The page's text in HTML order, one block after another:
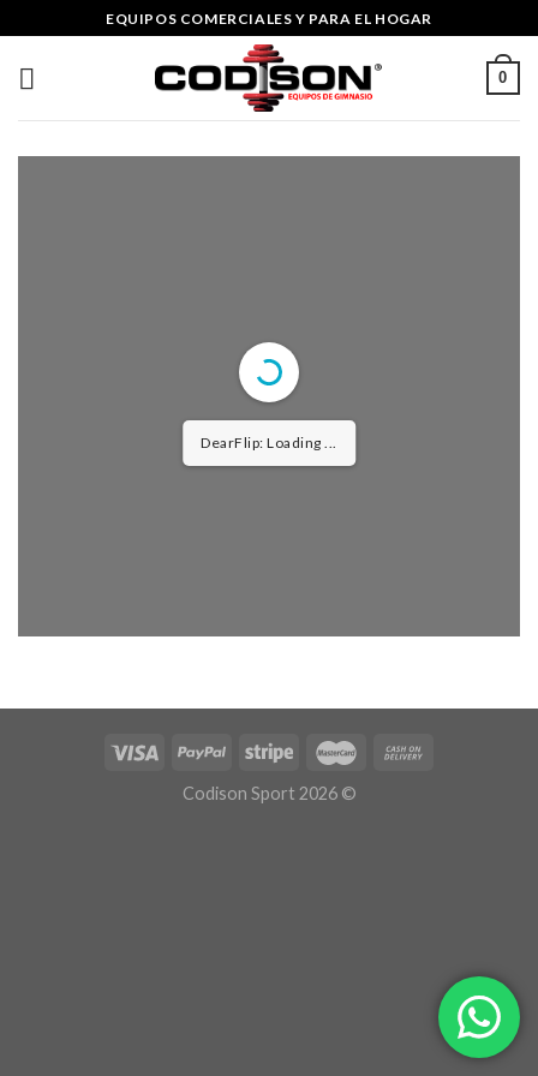
to
content
EQUIPOS COMERCIALES Y PARA EL HOGAR
0
DearFlip: Loading ...
Codison Sport 2026 ©